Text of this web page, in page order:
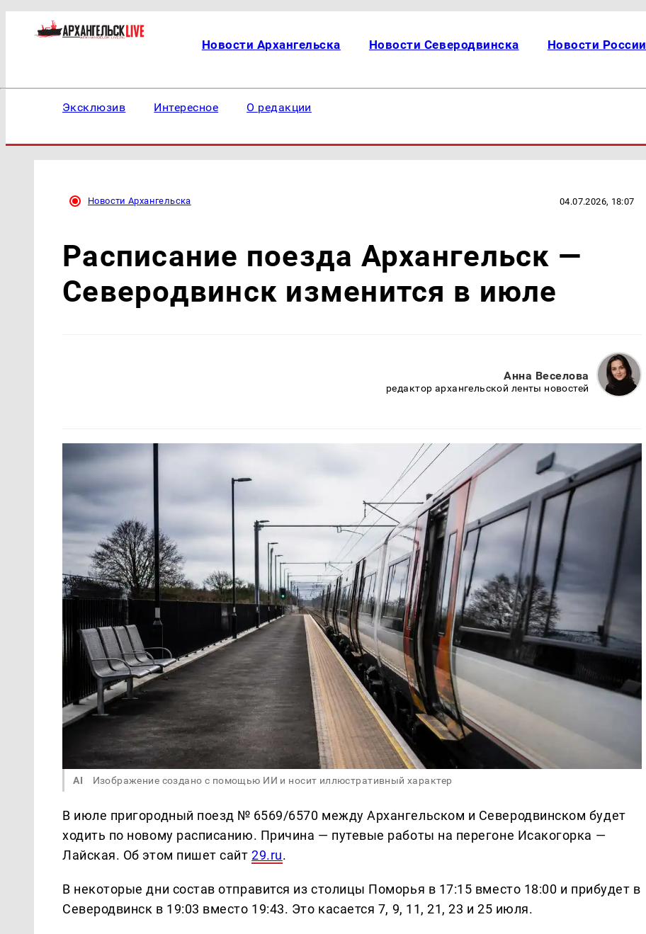
Новости Архангельска Новости Северодвинска Новости России
Эксклюзив Интересное О редакции
Новости Архангельска 04.07.2026, 18:07
Расписание поезда Архангельск —
Северодвинск изменится в июле
Анна Веселова
редактор архангельской ленты новостей
AI Изображение создано с помощью ИИ и носит иллюстративный характер
В июле пригородный поезд № 6569/6570 между Архангельском и Северодвинском будет
ходить по новому расписанию. Причина — путевые работы на перегоне Исакогорка —
Лайская. Об этом пишет сайт29.ru.
В некоторые дни состав отправится из столицы Поморья в 17:15 вместо 18:00 и прибудет в
Северодвинск в 19:03 вместо 19:43. Это касается 7, 9, 11, 21, 23 и 25 июля.